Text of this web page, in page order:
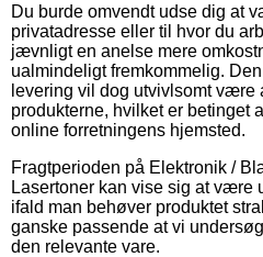
Du burde omvendt udse dig at
privatadresse eller til hvor du
jævnligt en anelse mere
ualmindeligt fremkommelig.
levering vil dog utvivlsomt være
produkterne, hvilket er betinget
online forretningens hjemsted.
Fragtperioden på Elektronik /
Lasertoner kan vise sig at være
ifald man behøver produktet
ganske passende at vi
den relevante vare.